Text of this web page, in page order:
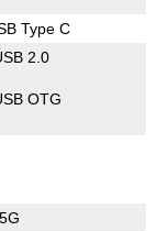
Type C
2.0
OTG